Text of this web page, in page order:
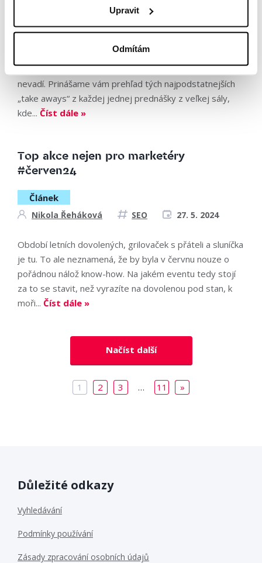
Upravit
Odmítám
AI
WebTop100, ktorá sa niesla v duchu inovácií, merania
dát a samozrejme AI. Ak ste sa nemohli zúčastniť,
nevadí. Prinášame vám prehľad tých najpodstatnejších
„take aways“ z každej jednej prednášky z veľkej sály,
kde... Číst dále »
Top akce nejen pro marketéry
#červen24
Článek
Nikola Řeháková SEO 27. 5. 2024
Období letních dovolených, grilovaček s přáteli a sluníčka
je tu. To ale neznamená, že by byla v červnu nouze o
pořádnou nálož know-how. Na jakém eventu tedy stojí
za to se stavit, než vyrazíte na dovolenou pod stan, k
moři... Číst dále »
Načíst další
1 2 3 … 11 »
Důležité odkazy
Vyhledávání
Podmínky používání
Zásady zpracování osobních údajů